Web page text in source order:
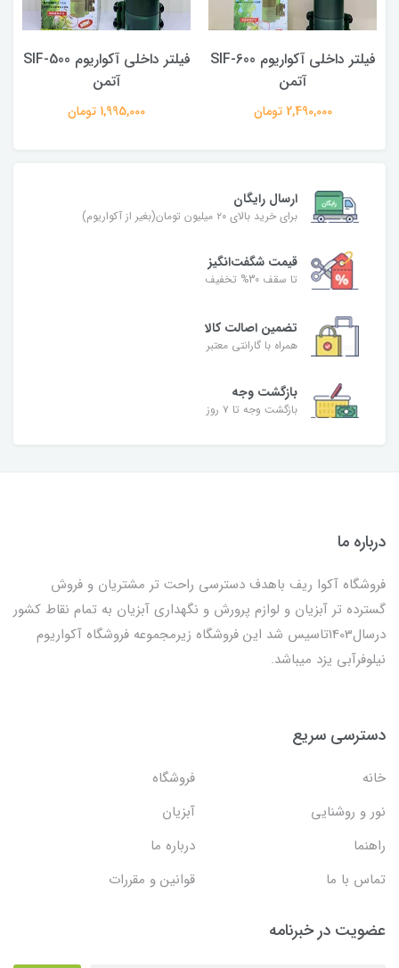
فیلتر داخلی آکواریوم SIF-600
آتمن
2,490,000 تومان
فیلتر داخلی آکواریوم SIF-500
آتمن
1,995,000 تومان
ارسال رایگان
برای خرید بالای ۲۰ میلیون تومان(بغیر از آکواریوم)
قیمت شگفت‌انگیز
تا سقف 30% تخفیف
تضمین اصالت کالا
همراه با گارانتی معتبر
بازگشت وجه
بازگشت وجه تا ۷ روز
درباره ما
فروشگاه آکوا ریف باهدف دسترسی راحت تر مشتریان و فروش
گسترده تر آبزیان و لوازم پرورش و نگهداری آبزیان به تمام نقاط کشور
درسال1403تاسیس شد این فروشگاه زیرمجموعه فروشگاه آکواریوم
نیلوفرآبی یزد میباشد.
دسترسی سریع
خانه
فروشگاه
نور و روشنایی
آبزیان
راهنما
درباره ما
تماس با ما
قوانین و مقررات
عضویت در خبرنامه